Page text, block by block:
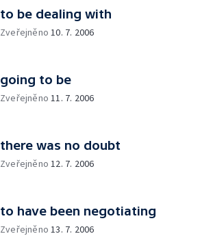
to be dealing with
Zveřejněno10. 7. 2006
going to be
Zveřejněno11. 7. 2006
there was no doubt
Zveřejněno12. 7. 2006
to have been negotiating
Zveřejněno13. 7. 2006